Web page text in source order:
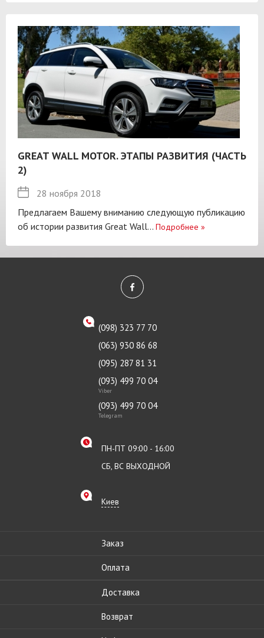
GREAT WALL MOTOR. ЭТАПЫ РАЗВИТИЯ (ЧАСТЬ
2)
28 ноября 2018
Предлагаем Вашему вниманию следующую публикацию
об истории развития Great Wall... Подробнее »
(098) 323 77 70
(063) 930 86 68
(095) 287 81 31
(093) 499 70 04
Viber
(093) 499 70 04
Telegram
ПН-ПТ 09:00 - 16:00
СБ, ВС ВЫХОДНОЙ
Киев
Заказ
Оплата
Доставка
Возврат